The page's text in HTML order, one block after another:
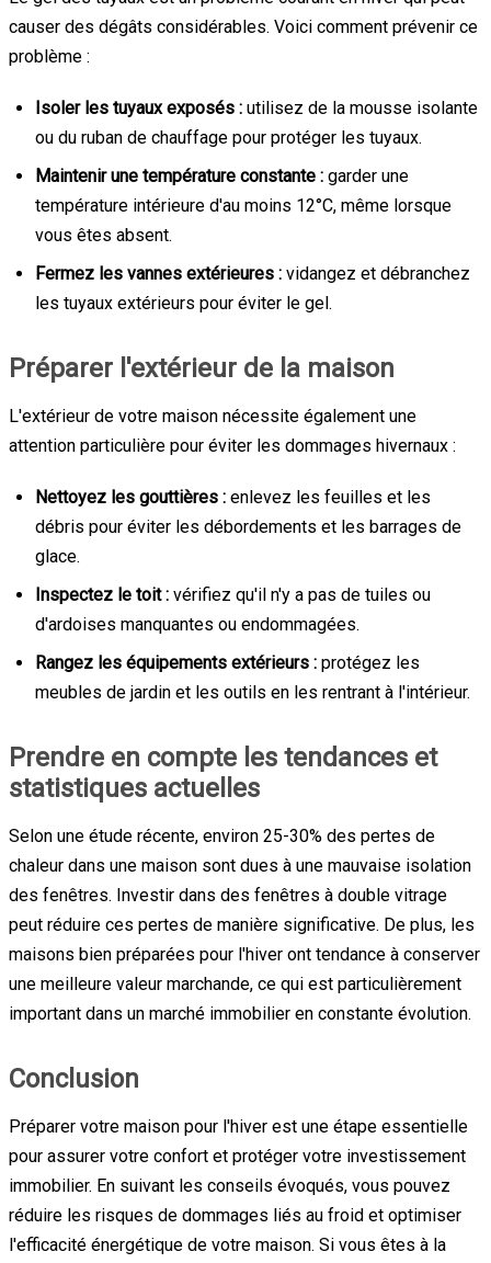
causer des dégâts considérables. Voici comment prévenir ce
problème :
Isoler les tuyaux exposés : utilisez de la mousse isolante
ou du ruban de chauffage pour protéger les tuyaux.
Maintenir une température constante : garder une
température intérieure d'au moins 12°C, même lorsque
vous êtes absent.
Fermez les vannes extérieures : vidangez et débranchez
les tuyaux extérieurs pour éviter le gel.
Préparer l'extérieur de la maison
L'extérieur de votre maison nécessite également une
attention particulière pour éviter les dommages hivernaux :
Nettoyez les gouttières : enlevez les feuilles et les
débris pour éviter les débordements et les barrages de
glace.
Inspectez le toit : vérifiez qu'il n'y a pas de tuiles ou
d'ardoises manquantes ou endommagées.
Rangez les équipements extérieurs : protégez les
meubles de jardin et les outils en les rentrant à l'intérieur.
Prendre en compte les tendances et
statistiques actuelles
Selon une étude récente, environ 25-30% des pertes de
chaleur dans une maison sont dues à une mauvaise isolation
des fenêtres. Investir dans des fenêtres à double vitrage
peut réduire ces pertes de manière significative. De plus, les
maisons bien préparées pour l'hiver ont tendance à conserver
une meilleure valeur marchande, ce qui est particulièrement
important dans un marché immobilier en constante évolution.
Conclusion
Préparer votre maison pour l'hiver est une étape essentielle
pour assurer votre confort et protéger votre investissement
immobilier. En suivant les conseils évoqués, vous pouvez
réduire les risques de dommages liés au froid et optimiser
l'efficacité énergétique de votre maison. Si vous êtes à la